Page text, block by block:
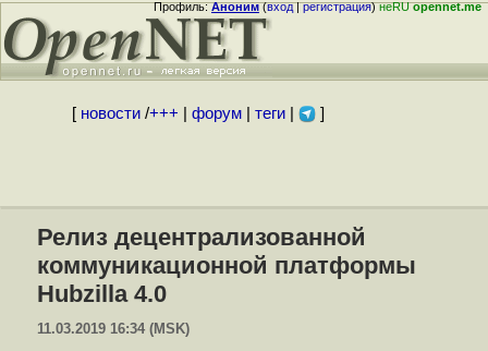
Профиль:Аноним(вход|регистрация)неRUopennet.me
[ новости/+++ форум| теги| ]
Релиз децентрализованной
коммуникационной платформы
Hubzilla 4.0
11.03.2019 16:34 (MSK)